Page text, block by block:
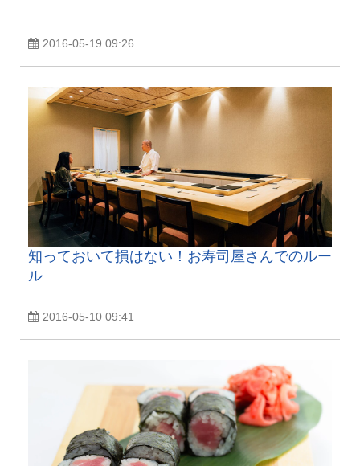
2016-05-19 09:26
知っておいて損はない！お寿司屋さんでのルー
ル
2016-05-10 09:41